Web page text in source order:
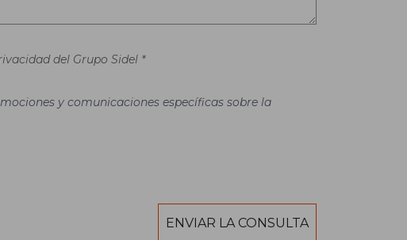
del Grupo Sidel *
y comunicaciones específicas sobre la